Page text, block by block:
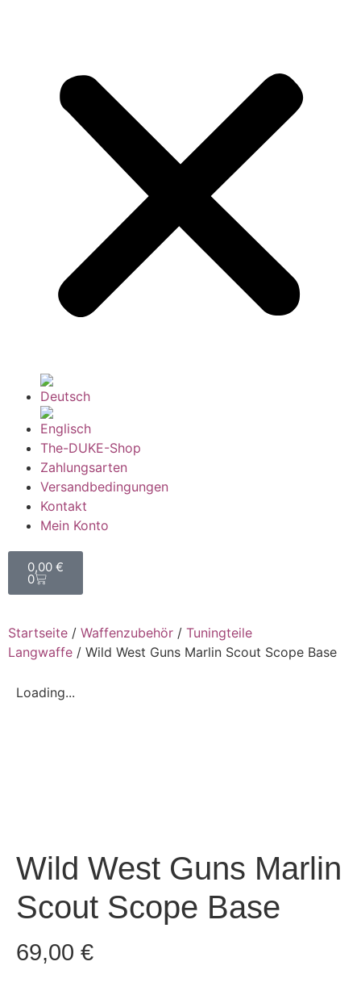
The-DUKE-Shop
Zahlungsarten
Versandbedingungen
Kontakt
Mein Konto
0,00 €
0
Startseite / Waffenzubehör / Tuningteile
Langwaffe / Wild West Guns Marlin Scout Scope Base
Loading...
Wild West Guns Marlin
Scout Scope Base
69,00 €